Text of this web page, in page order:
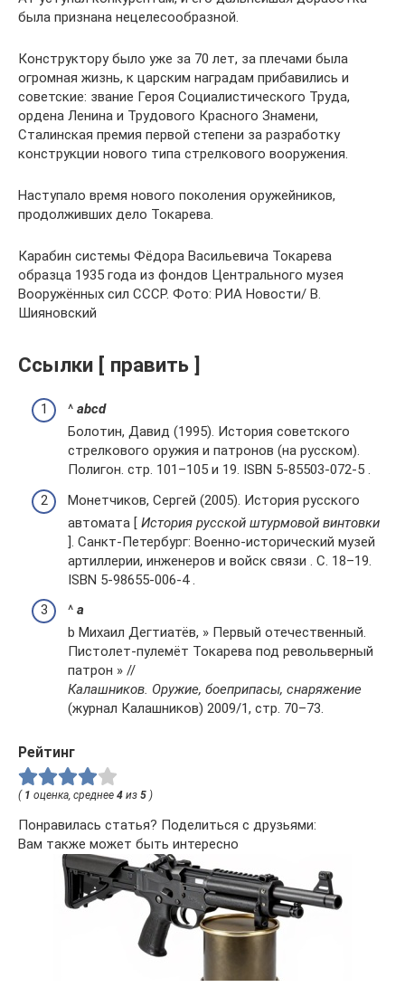
была признана нецелесообразной.
Конструктору было уже за 70 лет, за плечами была
огромная жизнь, к царским наградам прибавились и
советские: звание Героя Социалистического Труда,
ордена Ленина и Трудового Красного Знамени,
Сталинская премия первой степени за разработку
конструкции нового типа стрелкового вооружения.
Наступало время нового поколения оружейников,
продолживших дело Токарева.
Карабин системы Фёдора Васильевича Токарева
образца 1935 года из фондов Центрального музея
Вооружённых сил СССР. Фото: РИА Новости/ В.
Шияновский
Ссылки [ править ]
^ abcd
Болотин, Давид (1995). История советского
стрелкового оружия и патронов (на русском).
Полигон. стр. 101–105 и 19. ISBN 5-85503-072-5 .
Монетчиков, Сергей (2005). История русского
автомата [ История русской штурмовой винтовки
]. Санкт-Петербург: Военно-исторический музей
артиллерии, инженеров и войск связи . С. 18–19.
ISBN 5-98655-006-4 .
^ a
b Михаил Дегтиатёв, » Первый отечественный.
Пистолет-пулемёт Токарева под револьверный
патрон » //
Калашников. Оружие, боеприпасы, снаряжение
(журнал Калашников) 2009/1, стр. 70–73.
Рейтинг
( 1 оценка, среднее 4 из 5 )
Понравилась статья? Поделиться с друзьями:
Вам также может быть интересно